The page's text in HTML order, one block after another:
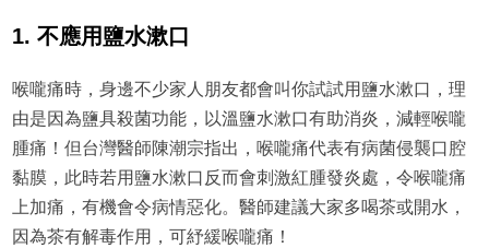
1. 不應用鹽水漱口
喉嚨痛時，身邊不少家人朋友都會叫你試試用鹽水漱口，理
由是因為鹽具殺菌功能，以溫鹽水漱口有助消炎，減輕喉嚨
腫痛！但台灣醫師陳潮宗指出，喉嚨痛代表有病菌侵襲口腔
黏膜，此時若用鹽水漱口反而會刺激紅腫發炎處，令喉嚨痛
上加痛，有機會令病情惡化。醫師建議大家多喝茶或開水，
因為茶有解毒作用，可紓緩喉嚨痛！